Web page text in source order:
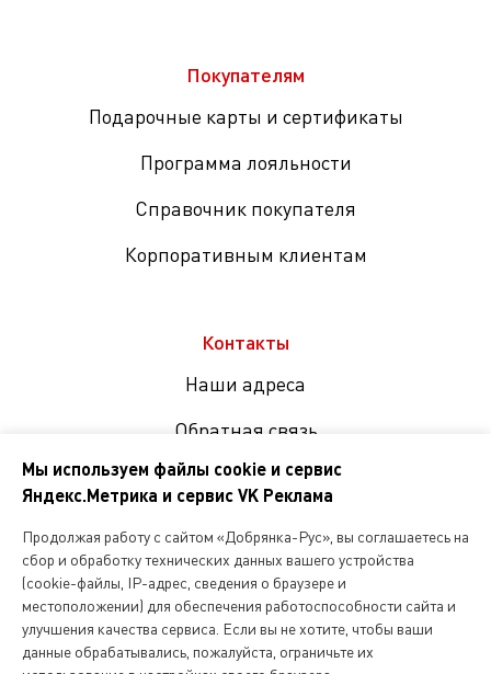
Покупателям
Подарочные карты и сертификаты
Программа лояльности
Справочник покупателя
Корпоративным клиентам
Контакты
Наши адреса
Обратная связь
соцсетях
Копирование и любое другое использование информации,
размещенной на сайте Dobryanka-rus.ru
допускается исключительно с письменного разрешения ООО
«Русская поварня»
Мы используем файлы cookie и сервис
Яндекс.Метрика и сервис VK Реклама
Продолжая работу с сайтом «Добрянка-Рус», вы соглашаетесь на
сбор и обработку технических данных вашего устройства
(cookie-файлы, IP-адрес, сведения о браузере и
местоположении) для обеспечения работоспособности сайта и
улучшения качества сервиса. Если вы не хотите, чтобы ваши
данные обрабатывались, пожалуйста, ограничьте их